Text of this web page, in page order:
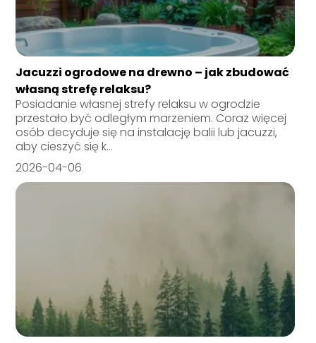
Jacuzzi ogrodowe na drewno – jak zbudować
własną strefę relaksu?
Posiadanie własnej strefy relaksu w ogrodzie
przestało być odległym marzeniem. Coraz więcej
osób decyduje się na instalację balii lub jacuzzi,
aby cieszyć się k...
2026-04-06